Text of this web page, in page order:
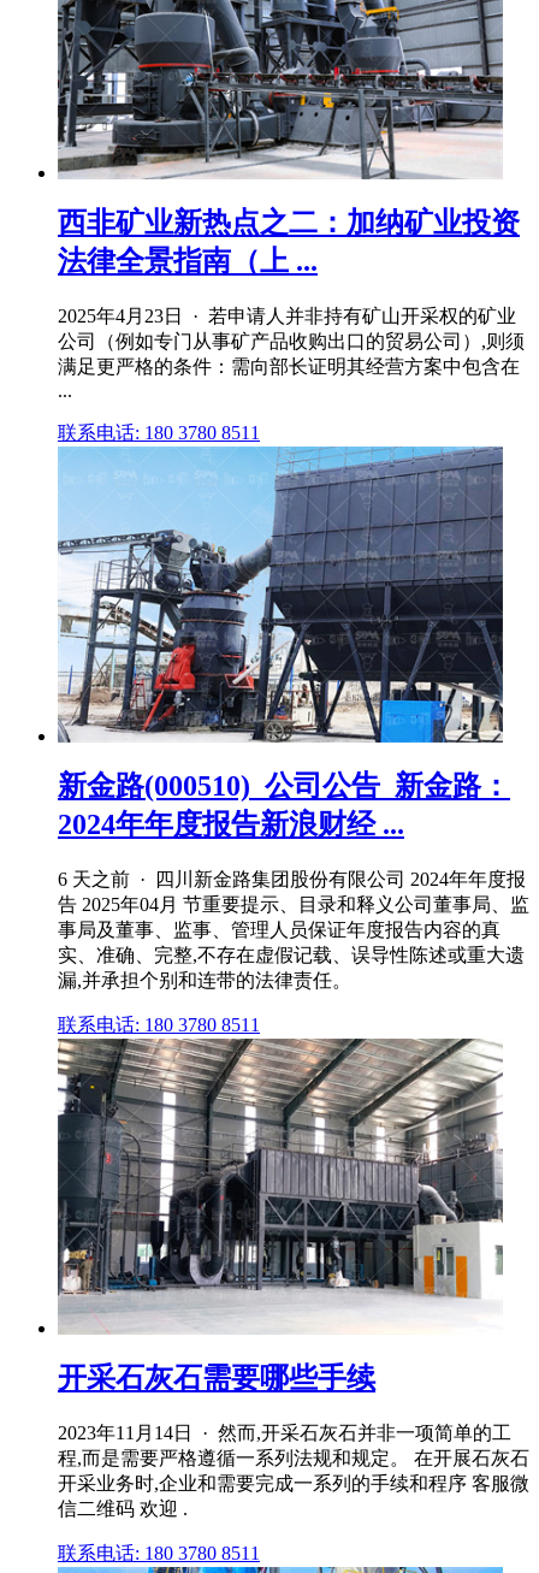
西非矿业新热点之二：加纳矿业投资
法律全景指南（上 ...
2025年4月23日 · 若申请人并非持有矿山开采权的矿业
公司（例如专门从事矿产品收购出口的贸易公司）,则须
满足更严格的条件：需向部长证明其经营方案中包含在
...
联系电话: 180 3780 8511
新金路(000510)_公司公告_新金路：
2024年年度报告新浪财经 ...
6 天之前 · 四川新金路集团股份有限公司 2024年年度报
告 2025年04月 节重要提示、目录和释义公司董事局、监
事局及董事、监事、管理人员保证年度报告内容的真
实、准确、完整,不存在虚假记载、误导性陈述或重大遗
漏,并承担个别和连带的法律责任。
联系电话: 180 3780 8511
开采石灰石需要哪些手续
2023年11月14日 · 然而,开采石灰石并非一项简单的工
程,而是需要严格遵循一系列法规和规定。 在开展石灰石
开采业务时,企业和需要完成一系列的手续和程序 客服微
信二维码 欢迎 .
联系电话: 180 3780 8511